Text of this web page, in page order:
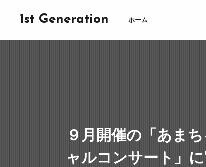
1st Generation ホーム
９月開催の「あま
ャルコンサート」